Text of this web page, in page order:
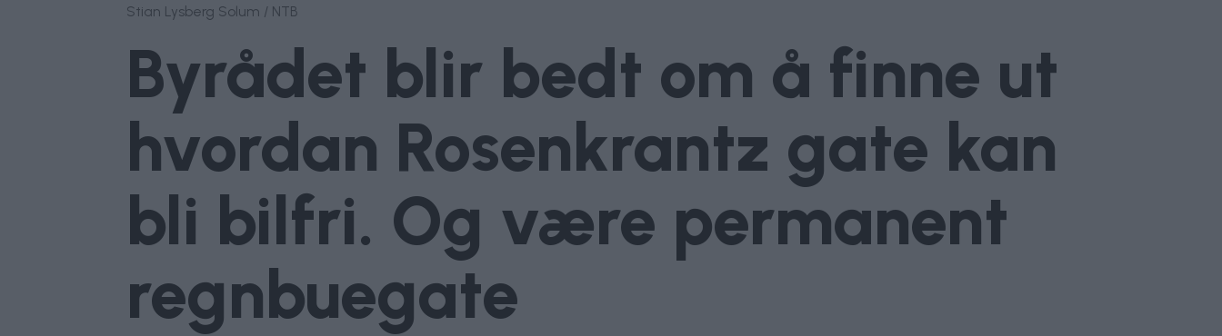
Stian Lysberg Solum / NTB
Byrådet blir bedt om å finne ut
hvordan Rosenkrantz gate kan
bli bilfri. Og være permanent
regnbuegate